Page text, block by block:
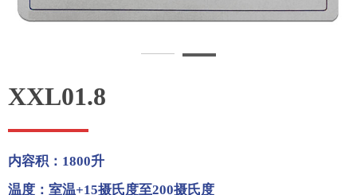
XXL01.8
内容积：1800升
温度：室温+15摄氏度至200摄氏度